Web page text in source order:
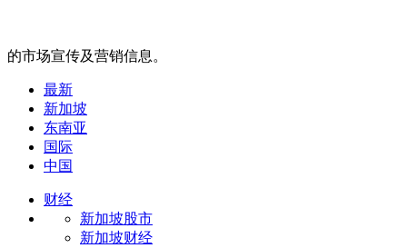
的市场宣传及营销信息。
最新
新加坡
东南亚
国际
中国
财经
新加坡股市
新加坡财经